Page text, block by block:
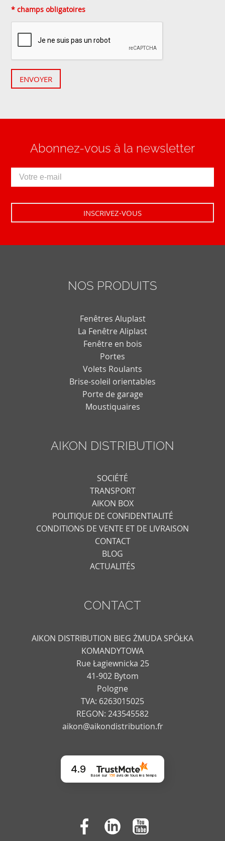
* champs obligatoires
ENVOYER
Abonnez-vous à la newsletter
NOS PRODUITS
Fenêtres Aluplast
La Fenêtre Aliplast
Fenêtre en bois
Portes
Volets Roulants
Brise-soleil orientables
Porte de garage
Moustiquaires
AIKON DISTRIBUTION
SOCIÉTÉ
TRANSPORT
AIKON BOX
POLITIQUE DE CONFIDENTIALITÉ
CONDITIONS DE VENTE ET DE LIVRAISON
CONTACT
BLOG
ACTUALITÉS
CONTACT
AIKON DISTRIBUTION BIEG ŻMUDA SPÓŁKA
KOMANDYTOWA
Rue Łagiewnicka 25
41-902 Bytom
Pologne
TVA: 6263015025
REGON: 243545582
aikon@aikondistribution.fr
4.9
Basé sur 156avis de tous les temps